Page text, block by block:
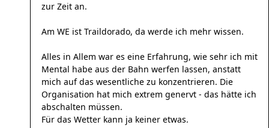
zur Zeit an.
Am WE ist Traildorado, da werde ich mehr wissen.
Alles in Allem war es eine Erfahrung, wie sehr ich mit
Mental habe aus der Bahn werfen lassen, anstatt
mich auf das wesentliche zu konzentrieren. Die
Organisation hat mich extrem genervt - das hätte ich
abschalten müssen.
Für das Wetter kann ja keiner etwas.